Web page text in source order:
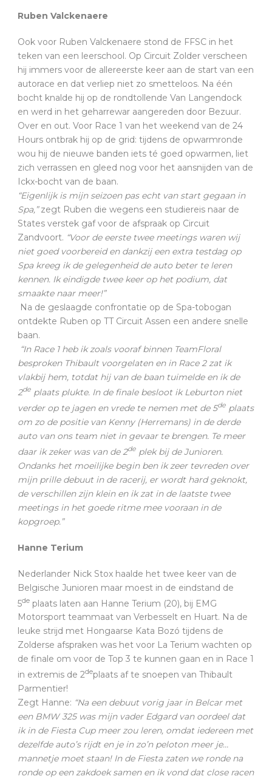
Ruben Valckenaere
Ook voor Ruben Valckenaere stond de FFSC in het
teken van een leerschool. Op Circuit Zolder verscheen
hij immers voor de allereerste keer aan de start van een
autorace en dat verliep niet zo smetteloos. Na één
bocht knalde hij op de rondtollende Van Langendock
en werd in het geharrewar aangereden door Bezuur.
Over en out. Voor Race 1 van het weekend van de 24
Hours ontbrak hij op de grid: tijdens de opwarmronde
wou hij de nieuwe banden iets té goed opwarmen, liet
zich verrassen en gleed nog voor het aansnijden van de
Ickx-bocht van de baan.
“Eigenlijk is mijn seizoen pas echt van start gegaan in
Spa,”zegt Ruben die wegens een studiereis naar de
States verstek gaf voor de afspraak op Circuit
Zandvoort. “Voor de eerste twee meetings waren wij
niet goed voorbereid en dankzij een extra testdag op
Spa kreeg ik de gelegenheid de auto beter te leren
kennen. Ik eindigde twee keer op het podium, dat
smaakte naar meer!”
Na de geslaagde confrontatie op de Spa-tobogan
ontdekte Ruben op TT Circuit Assen een andere snelle
baan.
“In Race 1 heb ik zoals vooraf binnen TeamFloral
besproken Thibault voorgelaten en in Race 2 zat ik
vlakbij hem, totdat hij van de baan tuimelde en ik de
2de plaats plukte. In de finale besloot ik Leburton niet
verder op te jagen en vrede te nemen met de 5de plaats
om zo de positie van Kenny (Herremans) in de derde
auto van ons team niet in gevaar te brengen. Te meer
daar ik zeker was van de 2de plek bij de Junioren.
Ondanks het moeilijke begin ben ik zeer tevreden over
mijn prille debuut in de racerij, er wordt hard geknokt,
de verschillen zijn klein en ik zat in de laatste twee
meetings in het goede ritme mee vooraan in de
kopgroep.”
Hanne Terium
Nederlander Nick Stox haalde het twee keer van de
Belgische Junioren maar moest in de eindstand de
5de plaats laten aan Hanne Terium (20), bij EMG
Motorsport teammaat van Verbesselt en Huart. Na de
leuke strijd met Hongaarse Kata Bozó tijdens de
Zolderse afspraken was het voor La Terium wachten op
de finale om voor de Top 3 te kunnen gaan en in Race 1
in extremis de 2deplaats af te snoepen van Thibault
Parmentier!
Zegt Hanne: “Na een debuut vorig jaar in Belcar met
een BMW 325 was mijn vader Edgard van oordeel dat
ik in de Fiesta Cup meer zou leren, omdat iedereen met
dezelfde auto’s rijdt en je in zo’n peloton meer je…
mannetje moet staan! In de Fiesta zaten we ronde na
ronde op een zakdoek samen en ik vond dat close racen